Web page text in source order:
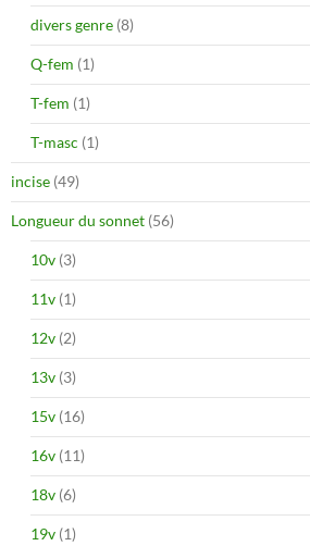
divers genre (8)
Q-fem (1)
T-fem (1)
T-masc (1)
incise (49)
Longueur du sonnet (56)
10v (3)
11v (1)
12v (2)
13v (3)
15v (16)
16v (11)
18v (6)
19v (1)